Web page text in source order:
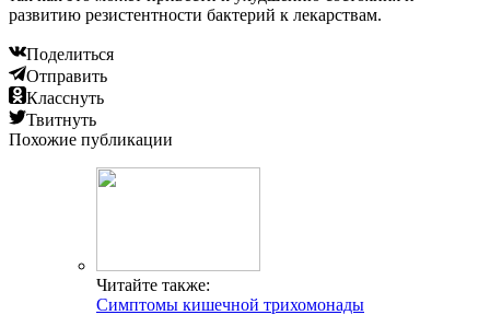
развитию резистентности бактерий к лекарствам.
Поделиться
Отправить
Класснуть
Твитнуть
Похожие публикации
Читайте также:
Симптомы кишечной трихомонады